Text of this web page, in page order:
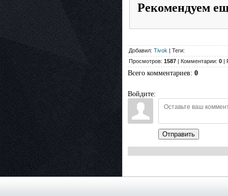
Рекомендуем
Добавил: Tivok | Теги:
Просмотров: 1587 | Комментарии: 0 |
Всего комментариев: 0
Войдите:
Отправить